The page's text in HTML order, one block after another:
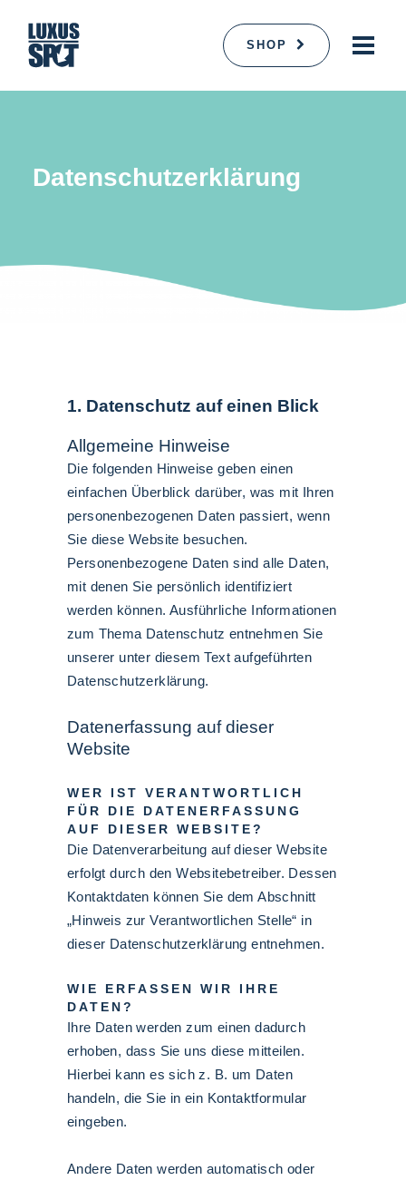
SHOP
Datenschutzerklärung
1. Datenschutz auf einen Blick
Allgemeine Hinweise
Die folgenden Hinweise geben einen
einfachen Überblick darüber, was mit Ihren
personenbezogenen Daten passiert, wenn
Sie diese Website besuchen.
Personenbezogene Daten sind alle Daten,
mit denen Sie persönlich identifiziert
werden können. Ausführliche Informationen
zum Thema Datenschutz entnehmen Sie
unserer unter diesem Text aufgeführten
Datenschutzerklärung.
Datenerfassung auf dieser
Website
WER IST VERANTWORTLICH
FÜR DIE DATENERFASSUNG
AUF DIESER WEBSITE?
Die Datenverarbeitung auf dieser Website
erfolgt durch den Websitebetreiber. Dessen
Kontaktdaten können Sie dem Abschnitt
„Hinweis zur Verantwortlichen Stelle“ in
dieser Datenschutzerklärung entnehmen.
WIE ERFASSEN WIR IHRE
DATEN?
Ihre Daten werden zum einen dadurch
erhoben, dass Sie uns diese mitteilen.
Hierbei kann es sich z. B. um Daten
handeln, die Sie in ein Kontaktformular
eingeben.
Andere Daten werden automatisch oder